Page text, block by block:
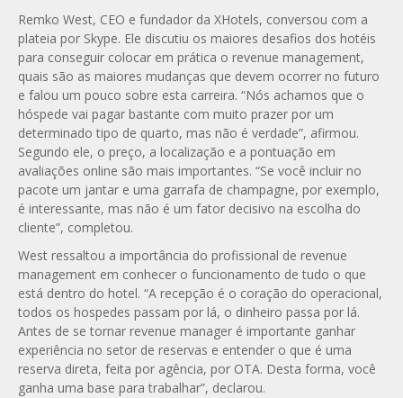
Remko West, CEO e fundador da XHotels, conversou com a
plateia por Skype. Ele discutiu os maiores desafios dos hotéis
para conseguir colocar em prática o revenue management,
quais são as maiores mudanças que devem ocorrer no futuro
e falou um pouco sobre esta carreira. “Nós achamos que o
hóspede vai pagar bastante com muito prazer por um
determinado tipo de quarto, mas não é verdade”, afirmou.
Segundo ele, o preço, a localização e a pontuação em
avaliações online são mais importantes. “Se você incluir no
pacote um jantar e uma garrafa de champagne, por exemplo,
é interessante, mas não é um fator decisivo na escolha do
cliente”, completou.
West ressaltou a importância do profissional de revenue
management em conhecer o funcionamento de tudo o que
está dentro do hotel. “A recepção é o coração do operacional,
todos os hospedes passam por lá, o dinheiro passa por lá.
Antes de se tornar revenue manager é importante ganhar
experiência no setor de reservas e entender o que é uma
reserva direta, feita por agência, por OTA. Desta forma, você
ganha uma base para trabalhar”, declarou.